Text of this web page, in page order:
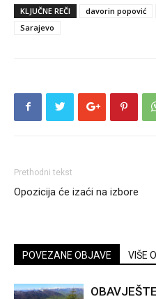
KLJUČNE REČI davorin popović
Sarajevo
Prethodni tekst
Opozicija će izaći na izbore
POVEZANE OBJAVE VIŠE